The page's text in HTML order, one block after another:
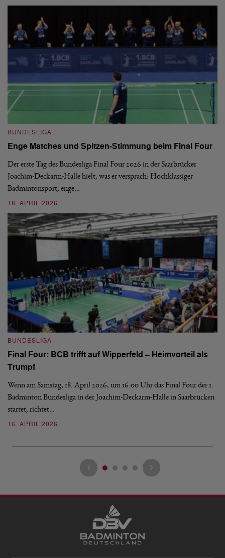
BUNDESLIGA
Enge Matches und Spitzen-Stimmung beim Final Four
Der erste Tag des Bundesliga Final Four 2026 in der Saarbrücker
Joachim-Deckarm-Halle hielt, was er versprach: Hochklassiger
Badmintonsport, enge…
18. APRIL 2026
BUNDESLIGA
Final Four: BCB trifft auf Wipperfeld – Heimvorteil als
Trumpf
Wenn am Samstag, 18. April 2026, um 16:00 Uhr das Final Four der 1.
Badminton Bundesliga in der Joachim-Deckarm-Halle in Saarbrücken
startet, richtet…
16. APRIL 2026